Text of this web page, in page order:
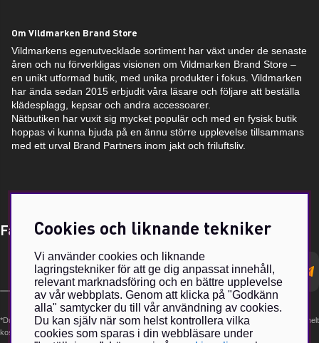
Om Vildmarken Brand Store
Vildmarkens egenutvecklade sortiment har växt under de senaste
åren och nu förverkligas visionen om Vildmarken Brand Store –
en unikt utformad butik, med unika produkter i fokus. Vildmarken
har ända sedan 2015 erbjudit våra läsare och följare att beställa
klädesplagg, kepsar och andra accessoarer.
Nätbutiken har vuxit sig mycket populär och med en fysisk butik
hoppas vi kunna bjuda på en ännu större upplevelse tillsammans
med ett urval Brand Partners inom jakt och friluftsliv.
Få Magasin Vildmarken direkt till din e-post!*
postadress
*Du kan även få erbjudanden och nyheter från samarbetspartners. Din prenumeration är helt
kostnadsfri och kan avslutas när som helst.
Cookies och liknande tekniker
Vi använder cookies och liknande
lagringstekniker för att ge dig anpassat innehåll,
relevant marknadsföring och en bättre upplevelse
av vår webbplats. Genom att klicka på "Godkänn
alla" samtycker du till vår användning av cookies.
Du kan själv när som helst kontrollera vilka
cookies som sparas i din webbläsare under